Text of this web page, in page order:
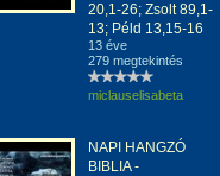
20,1-26; Zsolt 89,1-
13; Péld 13,15-16
13 éve
279 megtekintés
miclauselisabeta
NAPI HANGZÓ
BIBLIA -